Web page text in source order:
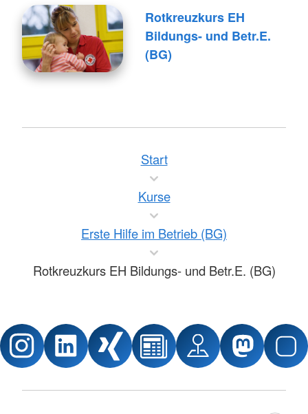
Rotkreuzkurs EH
Bildungs- und Betr.E.
(BG)
Start
Kurse
Erste Hilfe im Betrieb (BG)
Rotkreuzkurs EH Bildungs- und Betr.E. (BG)